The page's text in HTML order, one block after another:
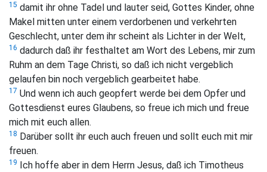
15 damit ihr ohne Tadel und lauter seid, Gottes Kinder, ohne
Makel mitten unter einem verdorbenen und verkehrten
Geschlecht, unter dem ihr scheint als Lichter in der Welt,
16 dadurch daß ihr festhaltet am Wort des Lebens, mir zum
Ruhm an dem Tage Christi, so daß ich nicht vergeblich
gelaufen bin noch vergeblich gearbeitet habe.
17 Und wenn ich auch geopfert werde bei dem Opfer und
Gottesdienst eures Glaubens, so freue ich mich und freue
mich mit euch allen.
18 Darüber sollt ihr euch auch freuen und sollt euch mit mir
freuen.
19
Ich hoffe aber in dem Herrn Jesus, daß ich Timotheus